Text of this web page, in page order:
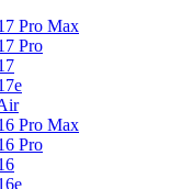
Pro Max
Pro
Pro Max
Pro